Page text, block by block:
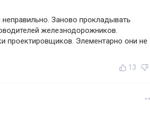
Заново прокладывать
железнодорожников.
проектировщиков. Элементарно они не
13